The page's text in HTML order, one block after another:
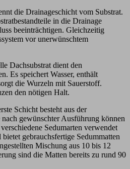
die Drainageschicht vom Substrat.
in die Drainage
beeinträchtigen. Gleichzeitig
vor unerwünschtem
Dachsubstrat dient den
Es speichert Wasser, enthält
die Wurzeln mit Sauerstoff.
den nötigen Halt.
Schicht besteht aus der
gewünschter Ausführung können
Sedumarten verwendet
gebrauchsfertige Sedummatten
Mischung aus 10 bis 12
sind die Matten bereits zu rund 90